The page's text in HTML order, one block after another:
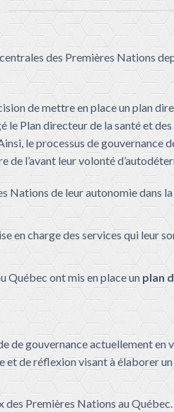
des Premières Nations
de mettre en place un plan
le Plan directeur de la santé et
le processus de gouvernance
l’avant leur volonté
Nations de leur autonomie dans
charge des services qui leur
Québec ont mis en place un plan
de gouvernance actuellement en
de réflexion visant à élaborer
des Premières Nations au Québec.